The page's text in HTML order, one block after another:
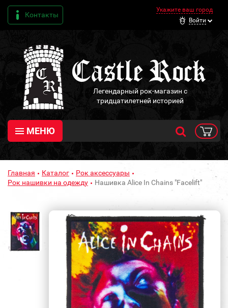
Контакты
Укажите ваш город
Войти
Легендарный рок-магазин с
тридцатилетней историей
МЕНЮ
Главная Каталог
Рок аксессуары
Рок нашивки на одежду
Нашивка Alice In Chains "Facelift"